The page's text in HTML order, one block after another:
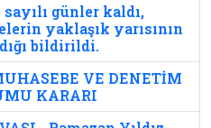
günler kaldı,
yaklaşık yarısının
bildirildi.
VE DENETİM
KARARI